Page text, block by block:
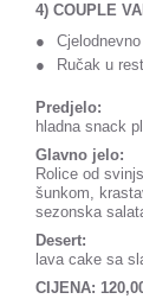
4) COUPLE
Ručak u
Predjelo:
hladna snack
Glavno jelo:
Rolice od
šunkom,
sezonska
Desert:
lava cake sa
CIJENA: